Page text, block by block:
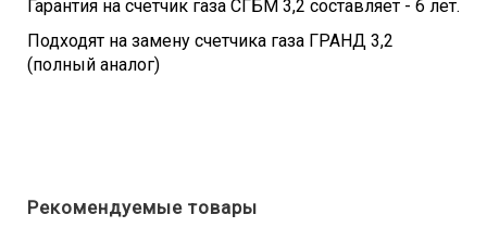
Гарантия на счетчик газа СГБМ 3,2 составляет - 6 лет.
Подходят на замену счетчика газа ГРАНД 3,2
(полный аналог)
Рекомендуемые товары